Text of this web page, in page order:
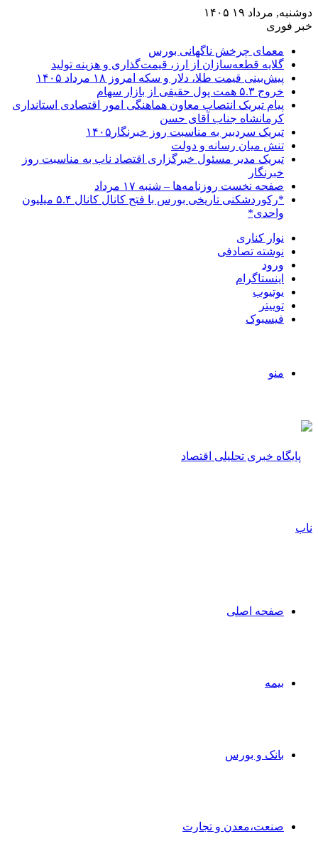
دوشنبه, مرداد ۱۹ ۱۴۰۵
خبر فوری
معمای چرخش ناگهانی بورس
گلایه قطعه‌سازان از ارز، قیمت‌گذاری و هزینه تولید
پیش‌بینی قیمت طلا، دلار و سکه امروز ۱۸ مرداد ۱۴۰۵
خروج ۵.۳ همت پول حقیقی از بازار سهام
پیام تبریک انتصاب معاون هماهنگی امور اقتصادی استانداری
کرمانشاه جناب آقای حسن
تبریک سردبیر به مناسبت روز خبرنگار۱۴۰۵
تنش میان رسانه و دولت
تبریک مدیر مسئول خبرگزاری اقتصاد ناب به مناسبت روز
خبرنگار
صفحه نخست روزنامه‌ها – شنبه ۱۷ مرداد
*رکوردشکنی تاریخی بورس با فتح کانال کانال ۵.۴ میلیون
واحدی*
نوار کناری
نوشته تصادفی
ورود
اینستاگرام
یوتیوب
توییتر
فیسبوک
منو
صفحه اصلی
بیمه
بانک و بورس
صنعت،معدن و تجارت